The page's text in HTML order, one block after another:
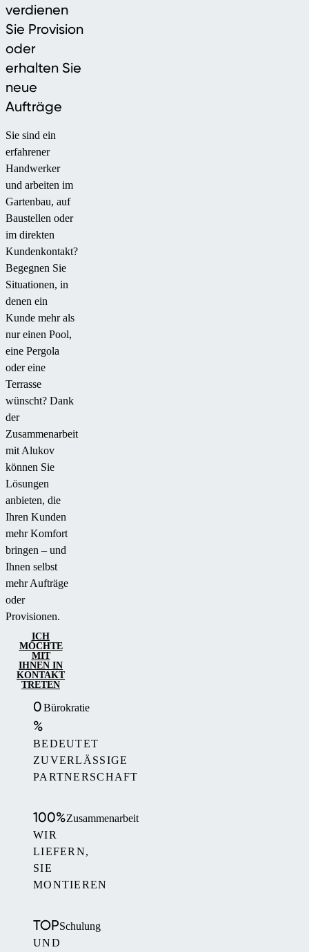
verdienen
Sie Provision
oder
erhalten Sie
neue
Aufträge
Sie sind ein
erfahrener
Handwerker
und arbeiten im
Gartenbau, auf
Baustellen oder
im direkten
Kundenkontakt?
Begegnen Sie
Situationen, in
denen ein
Kunde mehr als
nur einen Pool,
eine Pergola
oder eine
Terrasse
wünscht? Dank
der
Zusammenarbeit
mit Alukov
können Sie
Lösungen
anbieten, die
Ihren Kunden
mehr Komfort
bringen – und
Ihnen selbst
mehr Aufträge
oder
Provisionen.
ICH
MÖCHTE
MIT
IHNEN IN
KONTAKT
TRETEN
BEDEUTET
ZUVERLÄSSIGE
PARTNERSCHAFT
0
%
Bürokratie
WIR
LIEFERN,
SIE
MONTIEREN
100%Zusammenarbeit
UND
TOPSchulung